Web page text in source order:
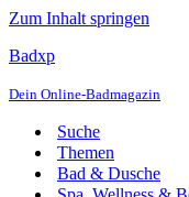
Zum Inhalt springen
Badxp
Dein Online-Badmagazin
Suche
Themen
Bad & Dusche